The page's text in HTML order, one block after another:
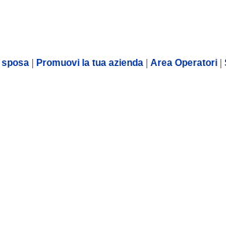
Promuovi la tua azienda Area Operatori